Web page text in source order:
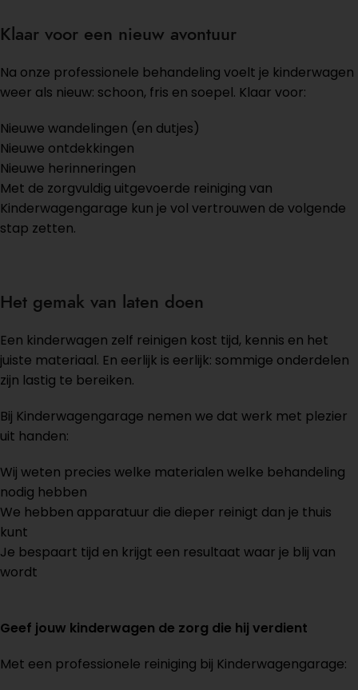
Klaar voor een nieuw avontuur
Na onze professionele behandeling voelt je kinderwagen
weer als nieuw: schoon, fris en soepel. Klaar voor:
Nieuwe wandelingen (en dutjes)
Nieuwe ontdekkingen
Nieuwe herinneringen
Met de zorgvuldig uitgevoerde reiniging van
Kinderwagengarage kun je vol vertrouwen de volgende
stap zetten.
Het gemak van laten doen
Een kinderwagen zelf reinigen kost tijd, kennis en het
juiste materiaal. En eerlijk is eerlijk: sommige onderdelen
zijn lastig te bereiken.
Bij Kinderwagengarage nemen we dat werk met plezier
uit handen:
Wij weten precies welke materialen welke behandeling
nodig hebben
We hebben apparatuur die dieper reinigt dan je thuis
kunt
Je bespaart tijd en krijgt een resultaat waar je blij van
wordt
Geef jouw kinderwagen de zorg die hij verdient
Met een professionele reiniging bij Kinderwagengarage: